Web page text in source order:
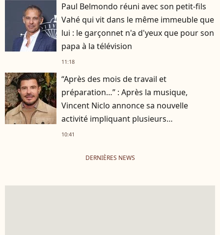
Paul Belmondo réuni avec son petit-fils
Vahé qui vit dans le même immeuble que
lui : le garçonnet n'a d'yeux que pour son
papa à la télévision
11:18
“Après des mois de travail et
préparation…” : Après la musique,
Vincent Niclo annonce sa nouvelle
activité impliquant plusieurs
personnalités
10:41
DERNIÈRES NEWS